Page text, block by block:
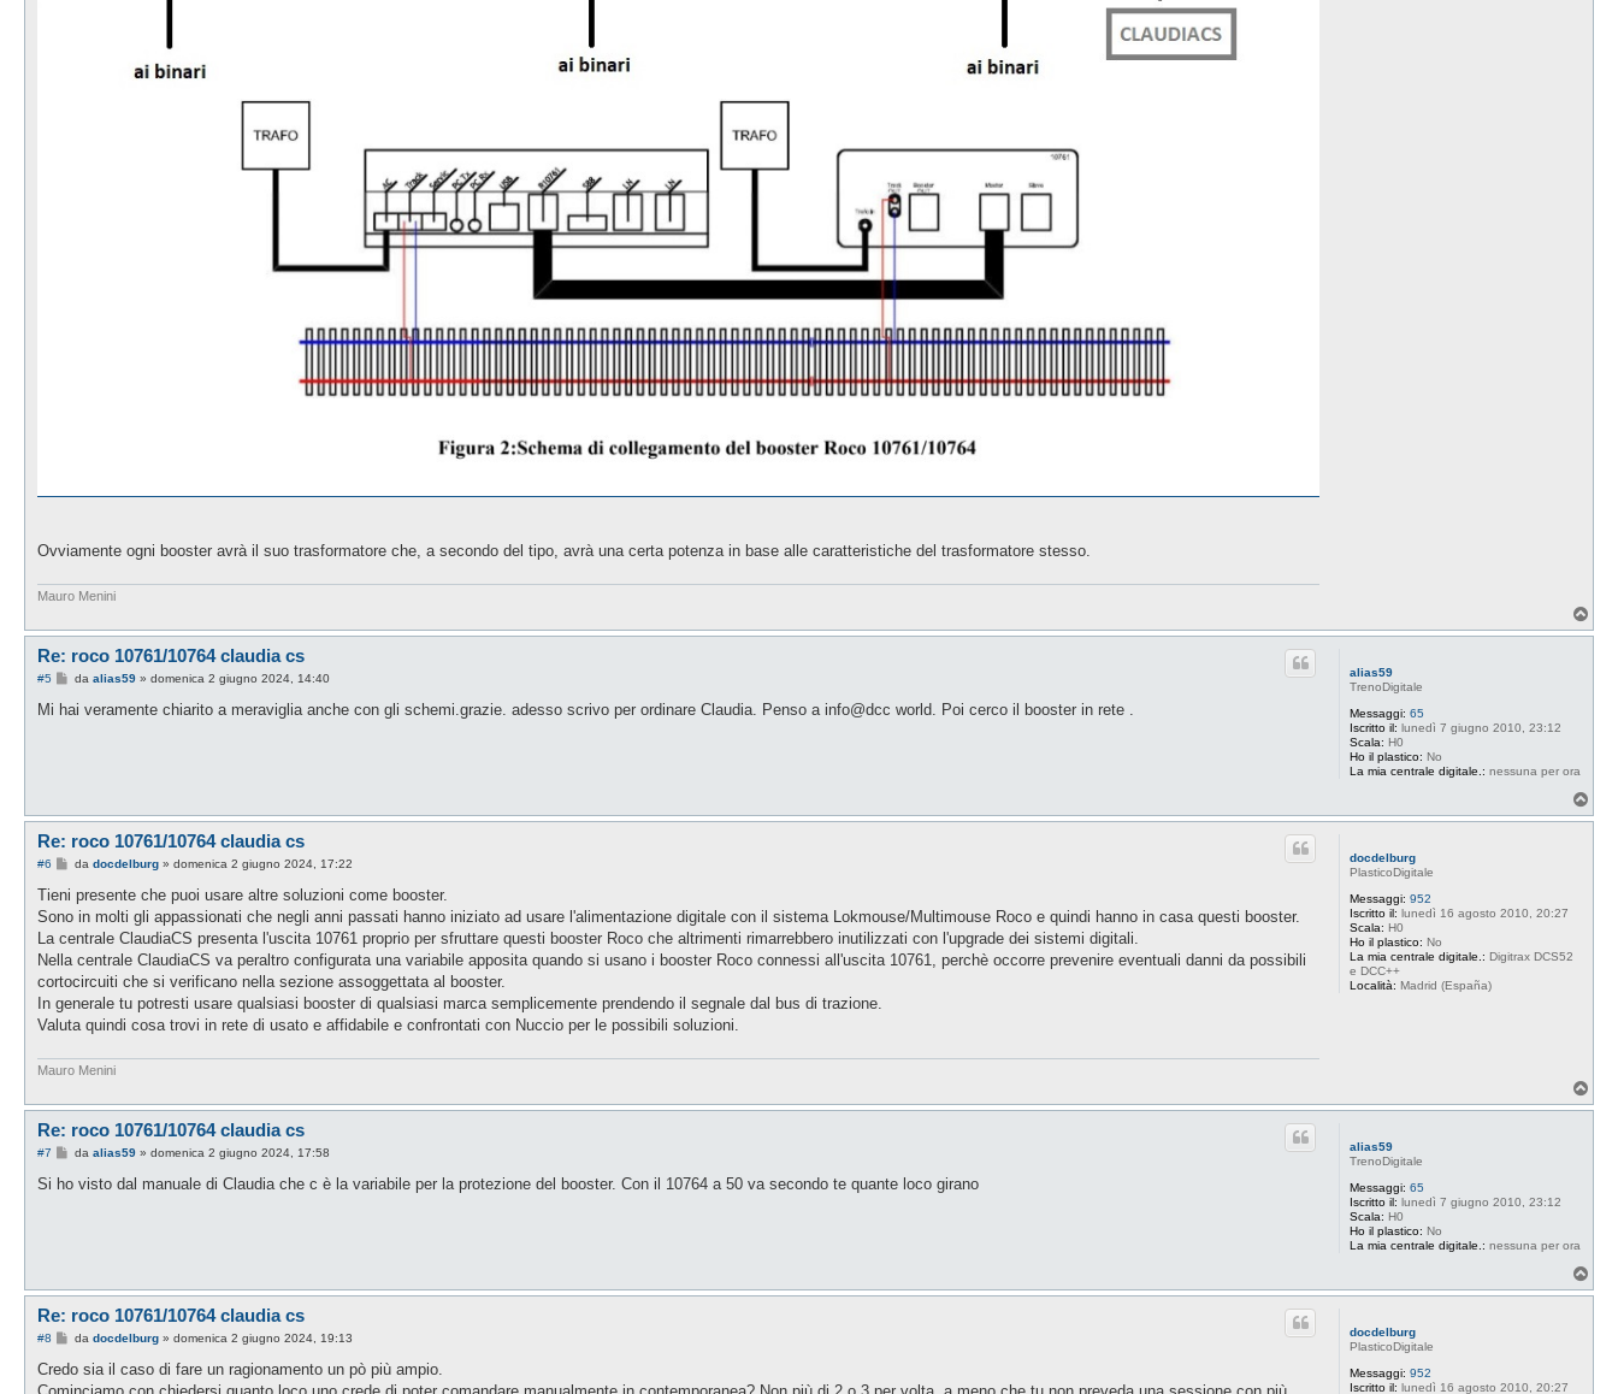
Ovviamente ogni booster avrà il suo trasformatore che, a secondo del tipo, avrà una certa potenza in base alle caratteristiche del trasformatore stesso.
Mauro Menini
o
alias59
TrenoDigitale
Messaggi: 65
Iscritto il: lunedì 7 giugno 2010, 23:12
Scala: H0
Ho il plastico: No
La mia centrale digitale.: nessuna per ora
Re: roco 10761/10764 claudia cs
#5
M
s
da alias59» domenica 2 giugno 2024, 14:40
Mi hai veramente chiarito a meraviglia anche con gli schemi.grazie. adesso scrivo per ordinare Claudia. Penso a info@dcc world. Poi cerco il booster in rete .
o
docdelburg
PlasticoDigitale
Messaggi: 952
Iscritto il: lunedì 16 agosto 2010, 20:27
Scala: H0
Ho il plastico: No
La mia centrale digitale.: Digitrax DCS52
e DCC++
Località: Madrid (España)
Re: roco 10761/10764 claudia cs
#6
M
s
a
g
i
o
da docdelburg» domenica 2 giugno 2024, 17:22
Tieni presente che puoi usare altre soluzioni come booster.
Sono in molti gli appassionati che negli anni passati hanno iniziato ad usare l'alimentazione digitale con il sistema Lokmouse/Multimouse Roco e quindi hanno in casa questi booster.
La centrale ClaudiaCS presenta l'uscita 10761 proprio per sfruttare questi booster Roco che altrimenti rimarrebbero inutilizzati con l'upgrade dei sistemi digitali.
Nella centrale ClaudiaCS va peraltro configurata una variabile apposita quando si usano i booster Roco connessi all'uscita 10761, perchè occorre prevenire eventuali danni da possibili
cortocircuiti che si verificano nella sezione assoggettata al booster.
In generale tu potresti usare qualsiasi booster di qualsiasi marca semplicemente prendendo il segnale dal bus di trazione.
Valuta quindi cosa trovi in rete di usato e affidabile e confrontati con Nuccio per le possibili soluzioni.
Mauro Menini
o
alias59
TrenoDigitale
Messaggi: 65
Iscritto il: lunedì 7 giugno 2010, 23:12
Scala: H0
Ho il plastico: No
La mia centrale digitale.: nessuna per ora
Re: roco 10761/10764 claudia cs
#7
M
s
da alias59» domenica 2 giugno 2024, 17:58
Si ho visto dal manuale di Claudia che c è la variabile per la protezione del booster. Con il 10764 a 50 va secondo te quante loco girano
o
docdelburg
PlasticoDigitale
Messaggi: 952
Iscritto il: lunedì 16 agosto 2010, 20:27
Re: roco 10761/10764 claudia cs
#8
M
s
da docdelburg» domenica 2 giugno 2024, 19:13
Credo sia il caso di fare un ragionamento un pò più ampio.